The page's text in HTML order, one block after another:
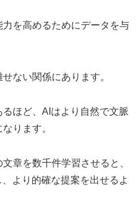
を高めるためにデータを与
ない関係にあります。
ほど、AIはより自然で文脈
ります。
章を数千件学習させると、
より的確な提案を出せるよ